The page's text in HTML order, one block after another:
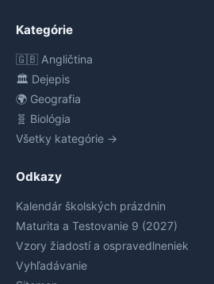
Kategórie
🇬🇧 Angličtina
🏛️ Dejepis
🌍 Geografia
🧬 Biológia
Všetky kategórie →
Odkazy
Kalendár školských prázdnin
Maturita a Testovanie 9 (2027)
Vzory žiadostí a ospravedlneniek
Vyhľadávanie